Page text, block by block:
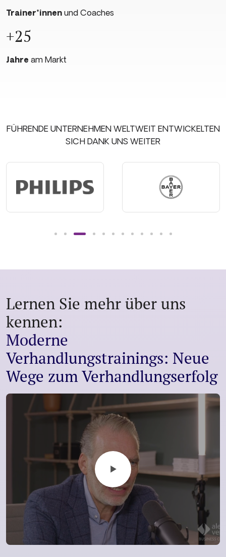
Trainer*innen und Coaches
+25
Jahre am Markt
FÜHRENDE UNTERNEHMEN WELTWEIT ENTWICKELTEN
SICH DANK UNS WEITER
Lernen Sie mehr über uns
kennen:
Moderne
Verhandlungstrainings: Neue
Wege zum Verhandlungserfolg